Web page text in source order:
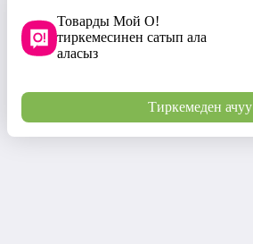
Товарды Мой О!
тиркемесинен сатып ала
аласыз
Тиркемеден ачуу